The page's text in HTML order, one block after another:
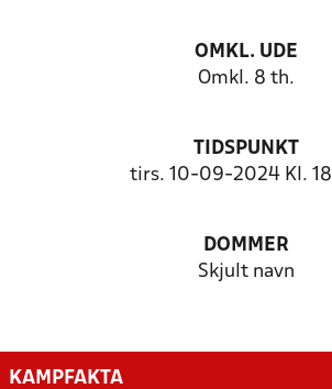
OMKL. UDE
Omkl. 8 th.
TIDSPUNKT
tirs. 10-09-2024 Kl.
DOMMER
Skjult navn
KAMPFAKTA